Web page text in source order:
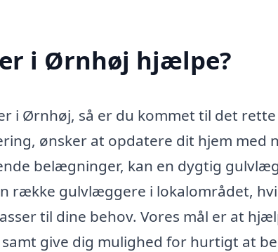
i Ørnhøj hjælpe?
i Ørnhøj, så er du kommet til det
ønsker at opdatere dit hjem med
belægninger, kan en dygtig
række gulvlæggere i lokalområdet,
til dine behov. Vores mål er at
give dig mulighed for hurtigt at